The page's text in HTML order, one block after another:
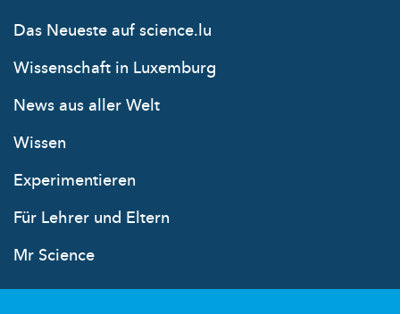
Das Neueste auf science.lu
Wissenschaft in Luxemburg
News aus aller Welt
Wissen
Experimentieren
Für Lehrer und Eltern
Mr Science